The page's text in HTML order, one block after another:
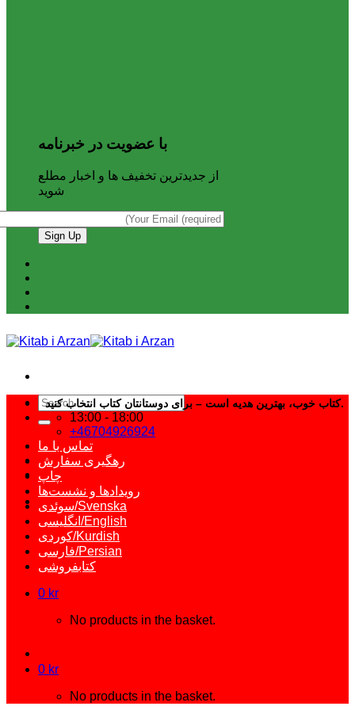
با عضویت در خبرنامه
از جدیدترین تخفیف ها و اخبار مطلع
شوید
کتاب خوب، بهترین هدیه است – برای دوستانتان کتاب انتخاب کنید.
13:00 - 18:00
+46704926924
Search
for:
تماس با ما
رهگیری سفارش
چاپ
رویدادها و نشست‌ها
سوئدی/Svenska
انگلیسی/English
کوردی/Kurdish
فارسی/Persian
کتابفروشی
0 kr
No products in the basket.
0 kr
No products in the basket.